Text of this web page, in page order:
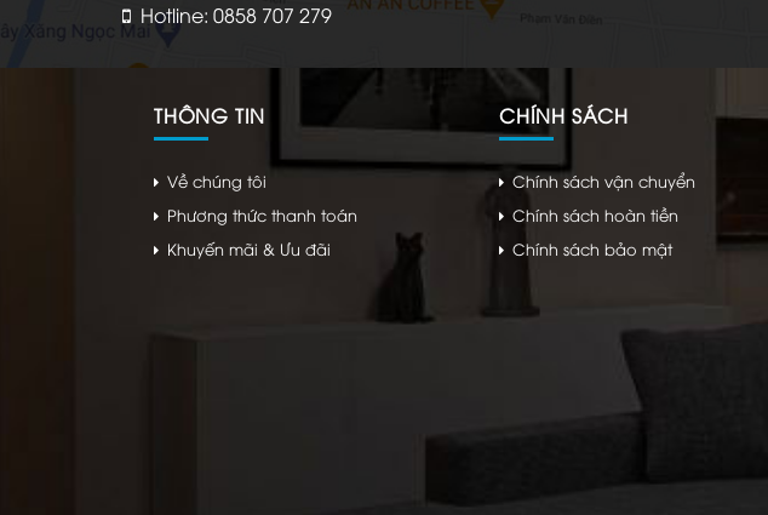
Hotline: 0858 707 279
THÔNG TIN
Về chúng tôi
Phương thức thanh toán
Khuyến mãi & Ưu đãi
CHÍNH SÁCH
Chính sách vận chuyển
Chính sách hoàn tiền
Chính sách bảo mật